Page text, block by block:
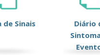
de Sinais
Diário